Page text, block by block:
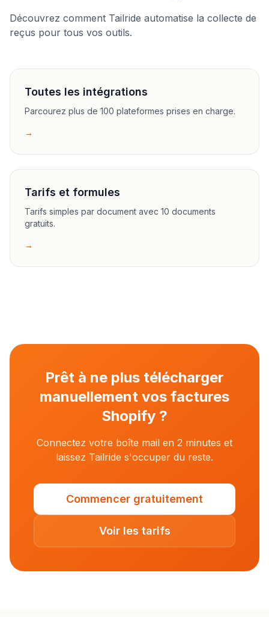
Découvrez comment Tailride automatise la collecte de
reçus pour tous vos outils.
Toutes les intégrations
Parcourez plus de 100 plateformes prises en charge.
→
Tarifs et formules
Tarifs simples par document avec 10 documents
gratuits.
→
Prêt à ne plus télécharger
manuellement vos factures
Shopify ?
Connectez votre boîte mail en 2 minutes et
laissez Tailride s'occuper du reste.
Commencer gratuitement
Voir les tarifs